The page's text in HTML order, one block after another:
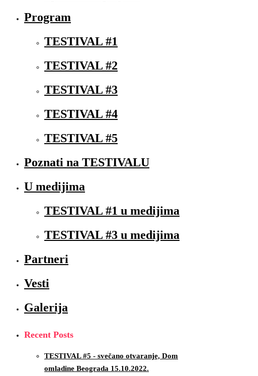
Program
TESTIVAL #1
TESTIVAL #2
TESTIVAL #3
TESTIVAL #4
TESTIVAL #5
Poznati na TESTIVALU
U medijima
TESTIVAL #1 u medijima
TESTIVAL #3 u medijima
Partneri
Vesti
Galerija
Recent Posts
TESTIVAL #5 - svečano otvaranje, Dom
omladine Beograda 15.10.2022.